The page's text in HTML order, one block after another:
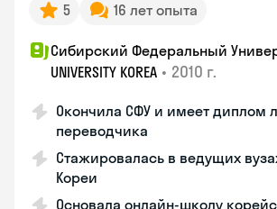
5 16 лет опыта
Сибирский Федеральный
UNIVERSITY KOREA • 2010 г.
Окончила СФУ и имеет диплом
переводчика
Стажировалась в ведущих
Кореи
Основала онлайн-школу